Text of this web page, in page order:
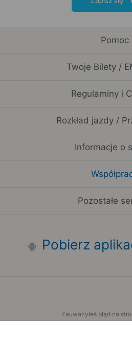
Pomoc
Twoje Bilety /
Regulaminy i
Rozkład jazdy /
Informacje o
Pozostałe
Pobierz
Zauważyłeś błąd na